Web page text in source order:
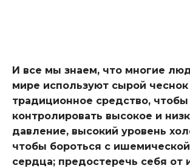
И все мы знаем, что многие
мире используют сырой чеснок
традиционное средство, чтобы
контролировать высокое и
давление, высокий уровень
чтобы бороться с
сердца; предостеречь себя от